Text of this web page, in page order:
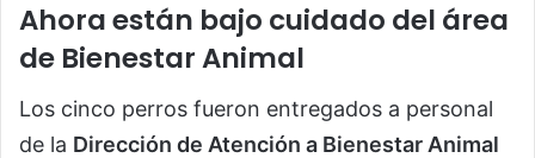
Ahora están bajo cuidado del área
de Bienestar Animal
Los cinco perros fueron entregados a personal
de la Dirección de Atención a Bienestar Animal